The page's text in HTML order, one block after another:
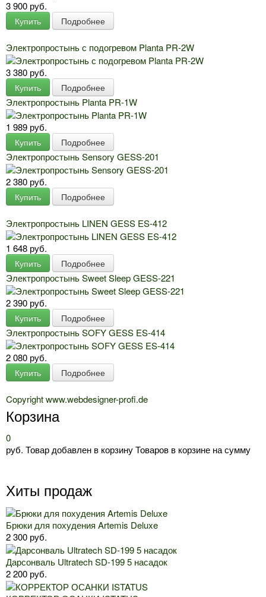
3 900 руб.
Купить Подробнее
Электропростынь с подогревом Planta PR-2W
3 380 руб.
Купить Подробнее
Электропростынь Planta PR-1W
1 989 руб.
Купить Подробнее
Электропростынь Sensory GESS-201
2 380 руб.
Купить Подробнее
Электропростынь LINEN GESS ES-412
1 648 руб.
Купить Подробнее
Электропростынь Sweet Sleep GESS-221
2 390 руб.
Купить Подробнее
Электропростынь SOFY GESS ES-414
2 080 руб.
Купить Подробнее
Copyright www.webdesigner-profi.de
Корзина
0
руб. Товар добавлен в корзинуТоваров в корзине на сумму
Хиты продаж
Брюки для похудения Artemis Deluxe
2 300 руб.
Дарсонваль Ultratech SD-199 5 насадок
2 200 руб.